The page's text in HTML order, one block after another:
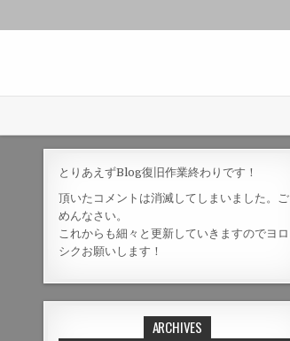
とりあえずBlog復旧作業終わりです！
頂いたコメントは消滅してしまいました。ご
めんなさい。
これからも細々と更新していきますのでヨロ
シクお願いします！
ARCHIVES